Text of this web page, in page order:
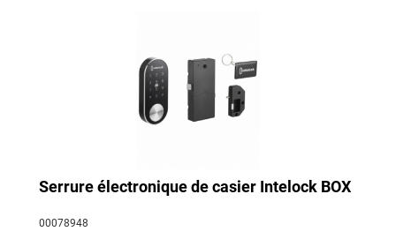
Serrure électronique de casier Intelock BOX
00078948